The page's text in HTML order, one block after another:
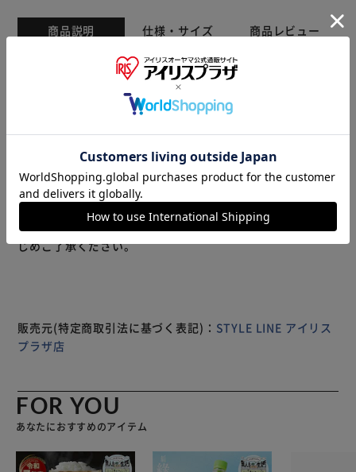
商品説明 仕様・サイズ 商品レビュー
☆3,980円以上のご購入で送料無料☆
ノンワイヤーで、着心地が楽なシームレスブラジャーです♪
背中はホックなしですっきりシルエット♪
美しいレースが施されたデザインは、気分を上げランジェリ
ーのおしゃれを楽しませてくれます。
もっと見る
※製品は予告なく仕様を変更する場合がございます。あらか
じめご了承ください。
販売元(特定商取引法に基づく表記)： STYLE LINE アイリス
プラザ店
FOR YOU
あなたにおすすめのアイテム